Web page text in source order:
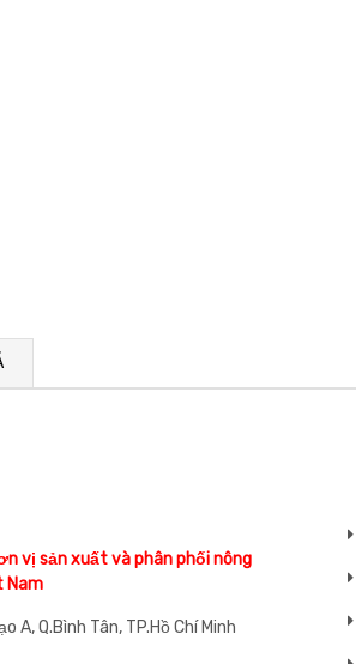
vị sản xuất và phân phối nông
Nam
A, Q.Bình Tân, TP.Hồ Chí Minh